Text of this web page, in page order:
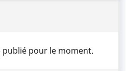
publié pour le moment.